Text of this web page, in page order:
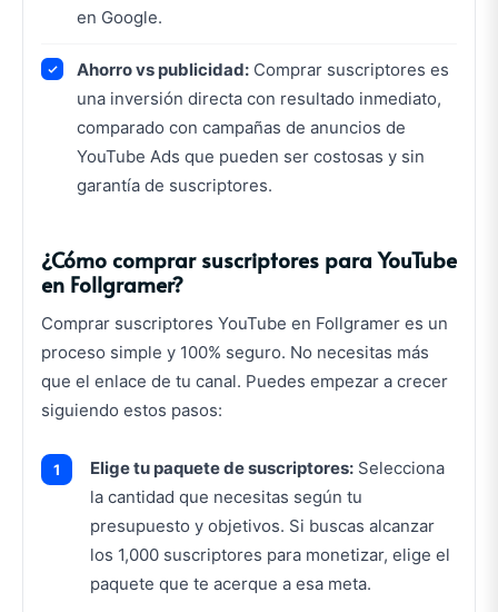
en Google.
Ahorro vs publicidad: Comprar suscriptores es
una inversión directa con resultado inmediato,
comparado con campañas de anuncios de
YouTube Ads que pueden ser costosas y sin
garantía de suscriptores.
¿Cómo comprar suscriptores para YouTube
en Follgramer?
Comprar suscriptores YouTube en Follgramer es un
proceso simple y 100% seguro. No necesitas más
que el enlace de tu canal. Puedes empezar a crecer
siguiendo estos pasos:
Elige tu paquete de suscriptores: Selecciona
la cantidad que necesitas según tu
presupuesto y objetivos. Si buscas alcanzar
los 1,000 suscriptores para monetizar, elige el
paquete que te acerque a esa meta.